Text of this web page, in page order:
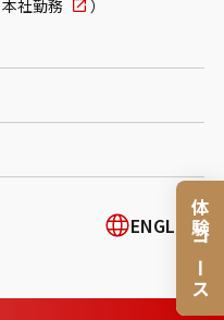
体験コース
本社勤務
）
ENGLISH